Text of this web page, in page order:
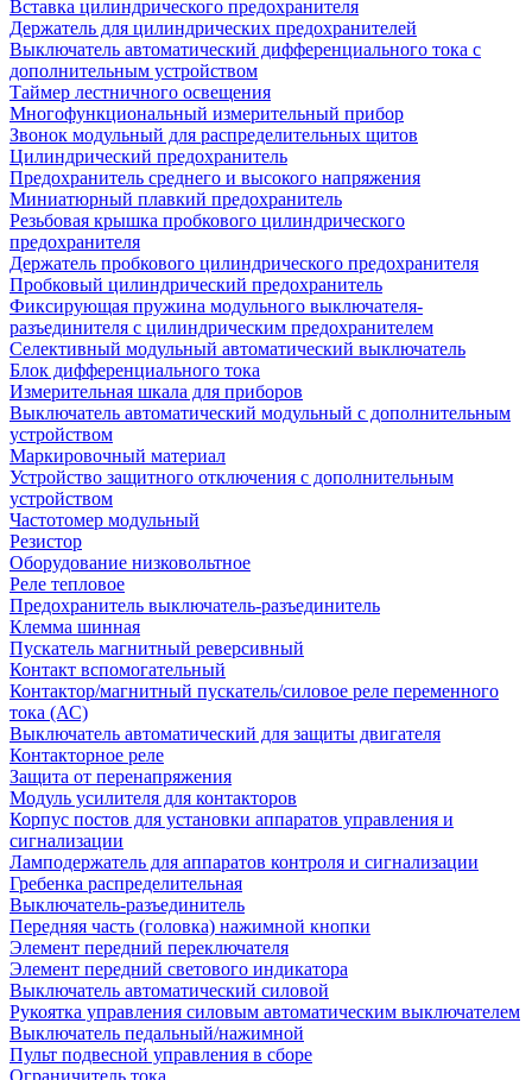
Вставка цилиндрического предохранителя
Держатель для цилиндрических предохранителей
Выключатель автоматический дифференциального тока с
дополнительным устройством
Таймер лестничного освещения
Многофункциональный измерительный прибор
Звонок модульный для распределительных щитов
Цилиндрический предохранитель
Предохранитель среднего и высокого напряжения
Миниатюрный плавкий предохранитель
Резьбовая крышка пробкового цилиндрического
предохранителя
Держатель пробкового цилиндрического предохранителя
Пробковый цилиндрический предохранитель
Фиксирующая пружина модульного выключателя-
разъединителя с цилиндрическим предохранителем
Селективный модульный автоматический выключатель
Блок дифференциального тока
Измерительная шкала для приборов
Выключатель автоматический модульный с дополнительным
устройством
Маркировочный материал
Устройство защитного отключения с дополнительным
устройством
Частотомер модульный
Резистор
Оборудование низковольтное
Реле тепловое
Предохранитель выключатель-разъединитель
Клемма шинная
Пускатель магнитный реверсивный
Контакт вспомогательный
Контактор/магнитный пускатель/силовое реле переменного
тока (АС)
Выключатель автоматический для защиты двигателя
Контакторное реле
Защита от перенапряжения
Модуль усилителя для контакторов
Корпус постов для установки аппаратов управления и
сигнализации
Ламподержатель для аппаратов контроля и сигнализации
Гребенка распределительная
Выключатель-разъединитель
Передняя часть (головка) нажимной кнопки
Элемент передний переключателя
Элемент передний светового индикатора
Выключатель автоматический силовой
Рукоятка управления силовым автоматическим выключателем
Выключатель педальный/нажимной
Пульт подвесной управления в сборе
Ограничитель тока